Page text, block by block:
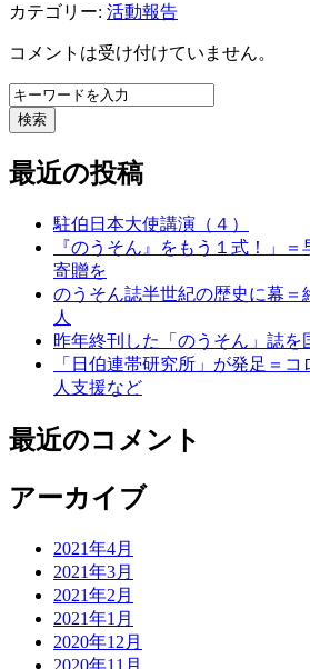
カテゴリー: 活動報告
コメントは受け付けていません。
検索
最近の投稿
駐伯日本大使講演（４）
『のうそん』をもう１式！」
寄贈を
のうそん誌半世紀の歴史に幕＝
人
昨年終刊した「のうそん」誌を
「日伯連帯研究所」が発足＝
人支援など
最近のコメント
アーカイブ
2021年4月
2021年3月
2021年2月
2021年1月
2020年12月
2020年11月